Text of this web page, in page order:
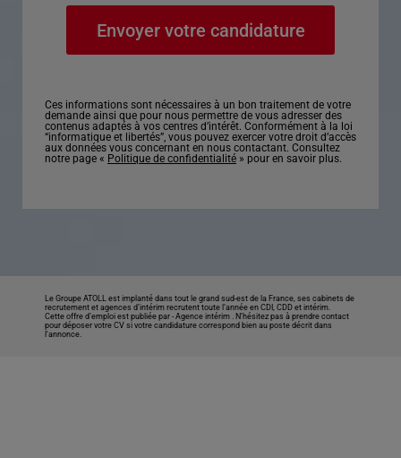
Ces informations sont nécessaires à un bon traitement de votre
demande ainsi que pour nous permettre de vous adresser des
contenus adaptés à vos centres d’intérêt. Conformément à la loi
“informatique et libertés”, vous pouvez exercer votre droit d’accès
aux données vous concernant en nous contactant. Consultez
notre page « Politique de confidentialité » pour en savoir plus.
Le Groupe ATOLL est implanté dans tout le grand sud-est de la France, ses cabinets de
recrutement et agences d’intérim recrutent toute l’année en CDI, CDD et intérim.
Cette offre d’emploi est publiée par -Agence intérim . N’hésitez pas à prendre contact
pour déposer votre CV si votre candidature correspond bien au poste décrit dans
l'annonce.